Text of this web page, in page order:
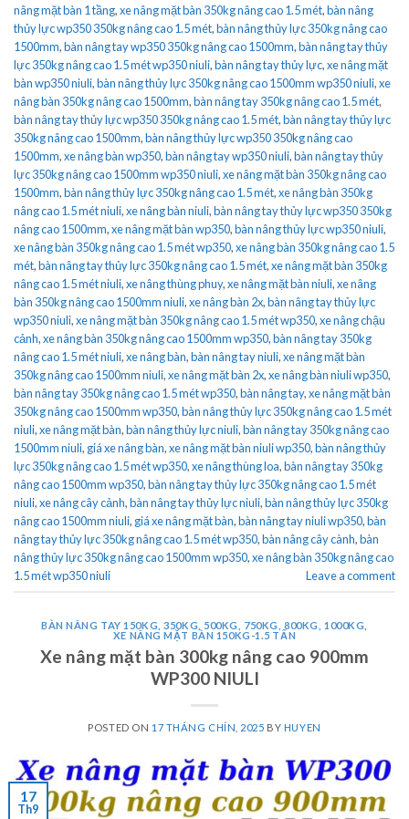
nâng mặt bàn 1 tầng,xe nâng mặt bàn 350kg nâng cao 1.5 mét,bàn nâng
thủy lực wp350 350kg nâng cao 1.5 mét,bàn nâng thủy lực 350kg nâng cao
1500mm,bàn nâng tay wp350 350kg nâng cao 1500mm,bàn nâng tay thủy
lực 350kg nâng cao 1.5 mét wp350 niuli,bàn nâng tay thủy lực,xe nâng mặt
bàn wp350 niuli,bàn nâng thủy lực 350kg nâng cao 1500mm wp350 niuli,xe
nâng bàn 350kg nâng cao 1500mm,bàn nâng tay 350kg nâng cao 1.5 mét,
bàn nâng tay thủy lực wp350 350kg nâng cao 1.5 mét,bàn nâng tay thủy lực
350kg nâng cao 1500mm,bàn nâng thủy lực wp350 350kg nâng cao
1500mm,xe nâng bàn wp350,bàn nâng tay wp350 niuli,bàn nâng tay thủy
lực 350kg nâng cao 1500mm wp350 niuli,xe nâng mặt bàn 350kg nâng cao
1500mm,bàn nâng thủy lực 350kg nâng cao 1.5 mét,xe nâng bàn 350kg
nâng cao 1.5 mét niuli,xe nâng bàn niuli,bàn nâng tay thủy lực wp350 350kg
nâng cao 1500mm,xe nâng mặt bàn wp350,bàn nâng thủy lực wp350 niuli,
xe nâng bàn 350kg nâng cao 1.5 mét wp350,xe nâng bàn 350kg nâng cao 1.5
mét,bàn nâng tay thủy lực 350kg nâng cao 1.5 mét,xe nâng mặt bàn 350kg
nâng cao 1.5 mét niuli,xe nâng thùng phuy,xe nâng mặt bàn niuli,xe nâng
bàn 350kg nâng cao 1500mm niuli,xe nâng bàn 2x,bàn nâng tay thủy lực
wp350 niuli,xe nâng mặt bàn 350kg nâng cao 1.5 mét wp350,xe nâng chậu
cảnh,xe nâng bàn 350kg nâng cao 1500mm wp350,bàn nâng tay 350kg
nâng cao 1.5 mét niuli,xe nâng bàn,bàn nâng tay niuli,xe nâng mặt bàn
350kg nâng cao 1500mm niuli,xe nâng mặt bàn 2x,xe nâng bàn niuli wp350,
bàn nâng tay 350kg nâng cao 1.5 mét wp350,bàn nâng tay,xe nâng mặt bàn
350kg nâng cao 1500mm wp350,bàn nâng thủy lực 350kg nâng cao 1.5 mét
niuli,xe nâng mặt bàn,bàn nâng thủy lực niuli,bàn nâng tay 350kg nâng cao
1500mm niuli, giá xe nâng bàn,xe nâng mặt bàn niuli wp350,bàn nâng thủy
lực 350kg nâng cao 1.5 mét wp350,xe nâng thùng loa,bàn nâng tay 350kg
nâng cao 1500mm wp350,bàn nâng tay thủy lực 350kg nâng cao 1.5 mét
niuli,xe nâng cây cảnh,bàn nâng tay thủy lực niuli,bàn nâng thủy lực 350kg
nâng cao 1500mm niuli, giá xe nâng mặt bàn,bàn nâng tay niuli wp350,bàn
nâng tay thủy lực 350kg nâng cao 1.5 mét wp350,bàn nâng cây cành,bàn
nâng thủy lực 350kg nâng cao 1500mm wp350,xe nâng bàn 350kg nâng cao
1.5 mét wp350 niuli
Leave a comment
BÀN NÂNG TAY 150KG, 350KG, 500KG, 750KG, 800KG, 1000KG
XE NÂNG MẶT BÀN 150KG-1.5 TẤN
Xe nâng mặt bàn 300kg nâng cao 900mm
WP300 NIULI
POSTED ON 17 THÁNG CHÍN, 2025 BY HUYEN
17
Th9